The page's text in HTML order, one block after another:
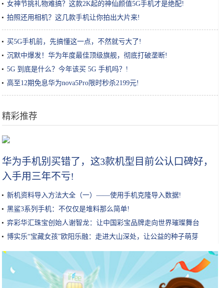
女神节挑礼物难搞？这款2K起的神仙颜值5G手机才是绝配!
拍照还用相机？这几款手机让你拍出大片来!
买5G手机前，先搞懂这一点，不然就亏大了!
沉默中爆发！华为年度最佳顶级旗舰，彻底打破垄断!
5G 到底是什么？今年该买 5G 手机吗？!
高至12期免息华为nova5Pro限时秒杀2199元!
精彩推荐
保湿超过100小时？吴昕、张韶涵都推荐的喷雾？这些护肤品我都要
华为手机别买错了，这3款机型目前公认口碑好，
入手用三年不亏!
新机资料导入方法大全（一）——使用手机克隆导入数据!
黑鲨3系列手机：不仅仅是堆料那么简单!
弈彩华汇珠宝创始人谢智龙：让中国彩宝品牌走向世界璀璨舞台
博实乐“宝藏女孩”欧阳乐融：走进大山深处，让公益的种子萌芽